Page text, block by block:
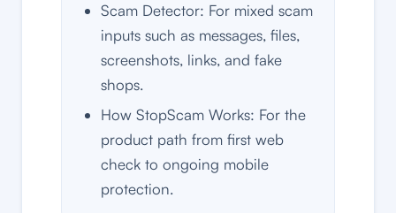
Scam Detector: For mixed scam
inputs such as messages, files,
screenshots, links, and fake
shops.
How StopScam Works: For the
product path from first web
check to ongoing mobile
protection.